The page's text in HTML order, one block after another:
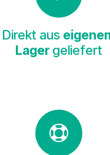
Direkt aus
Lager geliefert